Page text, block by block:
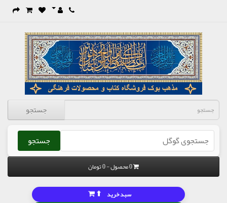
جستجو
جستجو
0 محصول - 0 تومان
سبد خرید ⬆